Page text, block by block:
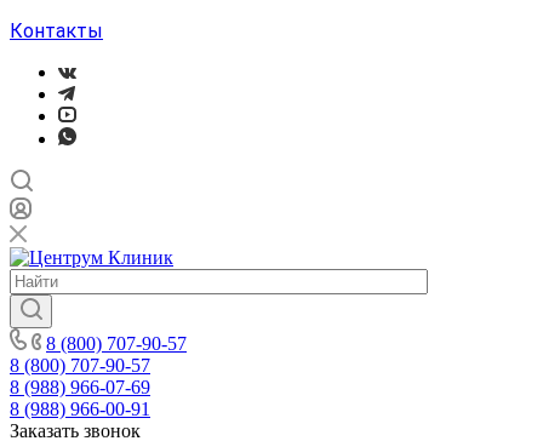
Контакты
8 (800) 707-90-57
8 (800) 707-90-57
8 (988) 966-07-69
8 (988) 966-00-91
Заказать звонок